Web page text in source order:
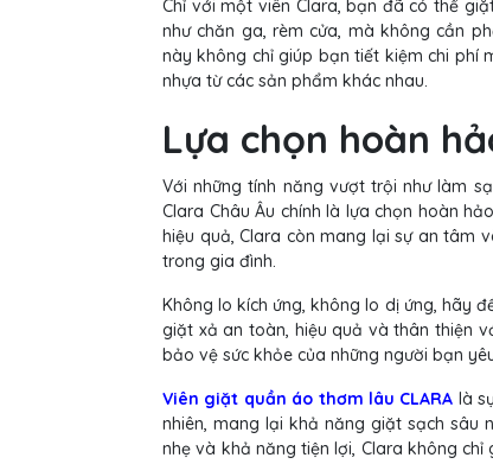
Chỉ với một viên Clara, bạn đã có thể
như chăn ga, rèm cửa, mà không cần
này không chỉ giúp bạn tiết kiệm chi phí
nhựa từ các sản phẩm khác nhau.
Lựa chọn hoàn
Với những tính năng vượt trội như làm
Clara Châu Âu chính là lựa chọn hoàn
hiệu quả, Clara còn mang lại sự an tâm
trong gia đình.
Không lo kích ứng, không lo dị ứng, hãy
giặt xả an toàn, hiệu quả và thân thiện
bảo vệ sức khỏe của những người bạn
Viên giặt quần áo thơm lâu CLARA là
nhiên, mang lại khả năng giặt sạch sâu
nhẹ và khả năng tiện lợi, Clara không